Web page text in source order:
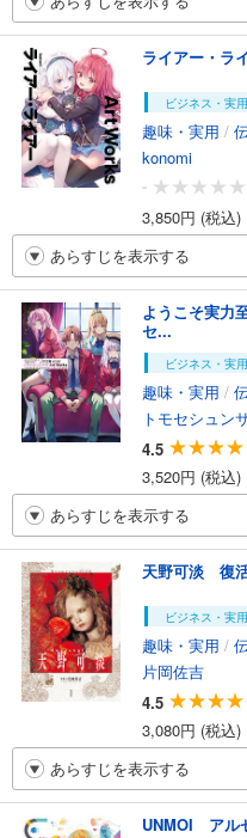
ライアー・ラ
ビジネス・実用
趣味・実用 /
konomi
-
3,850円 (税込)
あらすじを表示する
ようこそ実力
セ...
ビジネス・実用
趣味・実用 /
トモセシュン
4.5
3,520円 (税込)
あらすじを表示する
天野可淡 復
ビジネス・実用
趣味・実用 /
片岡佐吉
4.5
3,080円 (税込)
あらすじを表示する
UNMOI アル